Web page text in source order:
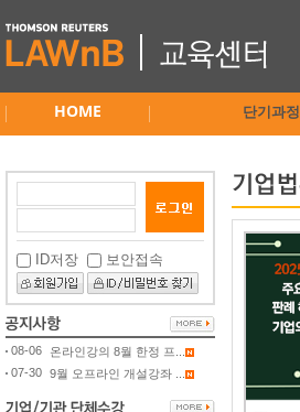
HOME 단기과정
ID저장 보안접속
08-06
온라인강의 8월 한정 프...
07-30 9월 오프라인 개설강좌 ...